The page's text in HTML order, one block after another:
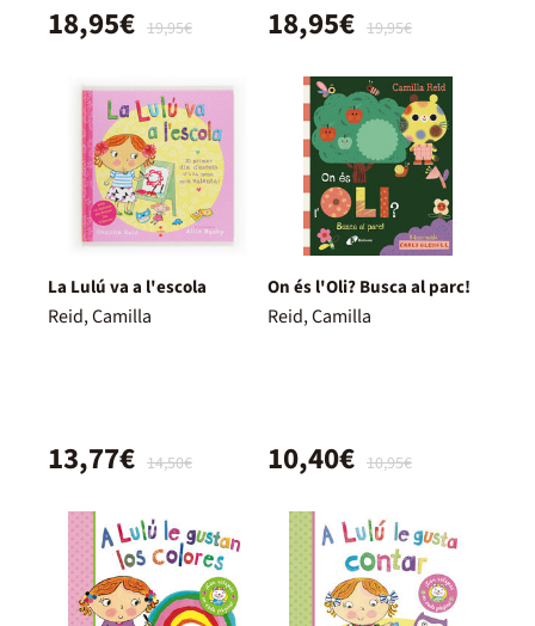
19,95€
18,95€ 19,95€
18,95€
La Lulú va a l'escola
Reid, Camilla
14,50€
13,77€
On és l'Oli? Busca al parc!
Reid, Camilla
10,95€
10,40€